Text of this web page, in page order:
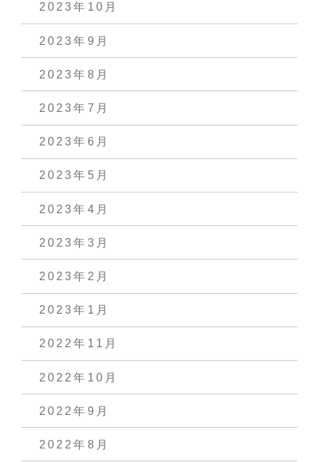
2023年10月
2023年9月
2023年8月
2023年7月
2023年6月
2023年5月
2023年4月
2023年3月
2023年2月
2023年1月
2022年11月
2022年10月
2022年9月
2022年8月